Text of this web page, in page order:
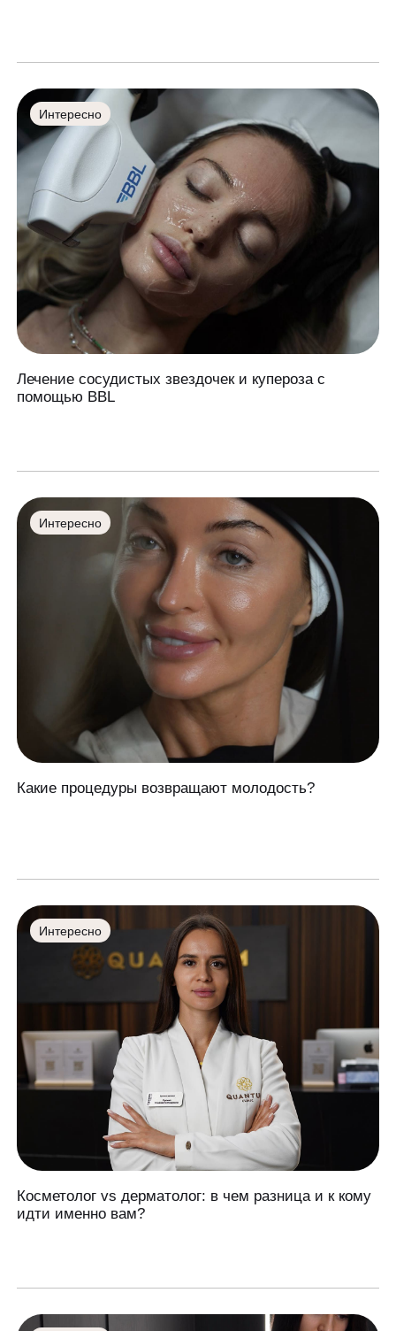
Интересно
Лечение сосудистых звездочек и купероза с
помощью BBL
Интересно
Какие процедуры возвращают молодость?
Интересно
Косметолог vs дерматолог: в чем разница и к кому
идти именно вам?